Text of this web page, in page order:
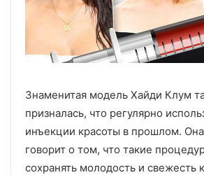
Знаменитая модель Хайди Клум
призналась, что регулярно
инъекции красоты в прошлом.
говорит о том, что такие
сохранять молодость и свежесть